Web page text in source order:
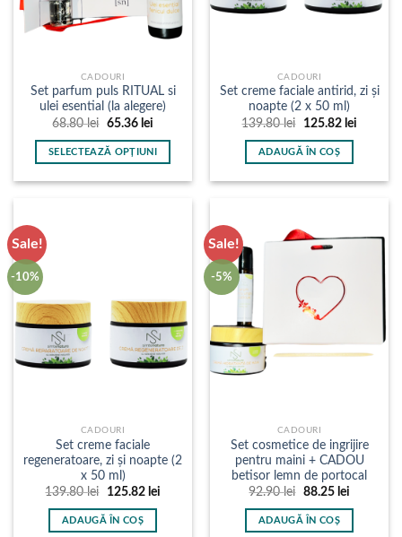
CADOURI
Set parfum puls RITUAL si
ulei esential (la alegere)
68.80lei
Prețul
a
fost:
65.36 leiPrețul
este:
65.36 lei.
SELECTEAZĂ OPȚIUNI
pot
în
CADOURI
Set creme faciale antirid, zi și
noapte (2 x 50 ml)
139.80lei
Prețul
a
fost:
125.82 leiPrețul
ADAUGĂ ÎN COȘ
Sale!
-10%
CADOURI
Set creme faciale
regeneratoare, zi și noapte (2
x 50 ml)
139.80lei
Prețul
a
fost:
125.82 leiPrețul
ADAUGĂ ÎN COȘ
Sale!
-5%
CADOURI
Set cosmetice de ingrijire
pentru maini + CADOU
betisor lemn de portocal
92.90lei
Prețul
a
fost:
88.25 leiPrețul
ADAUGĂ ÎN COȘ